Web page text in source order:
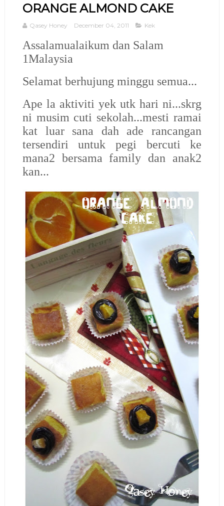
ORANGE ALMOND CAKE
Qasey Honey December 04, 2011 Kek
Assalamualaikum dan Salam
1Malaysia
Selamat berhujung minggu semua...
Ape la aktiviti yek utk hari ni...skrg
ni musim cuti sekolah...mesti ramai
kat luar sana dah ade rancangan
tersendiri untuk pegi bercuti ke
mana2 bersama family dan anak2
kan...